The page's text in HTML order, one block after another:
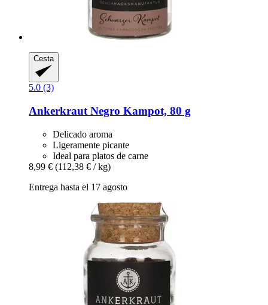
Cesta
5.0 (3)
Ankerkraut Negro Kampot, 80 g
Delicado aroma
Ligeramente picante
Ideal para platos de carne
8,99 € (112,38 € / kg)
Entrega hasta el 17 agosto